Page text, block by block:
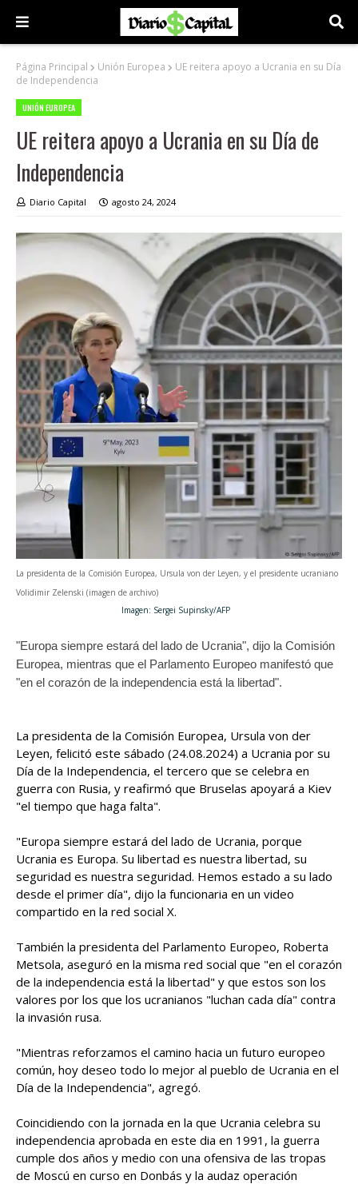
Página Principal Unión Europea
UE reitera apoyo a Ucrania en su Día
de Independencia
UNIÓN EUROPEA
UE reitera apoyo a Ucrania en su Día de
Independencia
Diario Capital agosto 24, 2024
La presidenta de la Comisión Europea, Ursula von der Leyen, y el presidente ucraniano
Volidimir Zelenski (imagen de archivo)
Imagen: Sergei Supinsky/AFP
"Europa siempre estará del lado de Ucrania", dijo la Comisión
Europea, mientras que el Parlamento Europeo manifestó que
"en el corazón de la independencia está la libertad".
La presidenta de la Comisión Europea, Ursula von der
Leyen, felicitó este sábado (24.08.2024) a Ucrania por su
Día de la Independencia, el tercero que se celebra en
guerra con Rusia, y reafirmó que Bruselas apoyará a Kiev
"el tiempo que haga falta".
"Europa siempre estará del lado de Ucrania, porque
Ucrania es Europa. Su libertad es nuestra libertad, su
seguridad es nuestra seguridad. Hemos estado a su lado
desde el primer día", dijo la funcionaria en un video
compartido en la red social X.
También la presidenta del Parlamento Europeo, Roberta
Metsola, aseguró en la misma red social que "en el corazón
de la independencia está la libertad" y que estos son los
valores por los que los ucranianos "luchan cada día" contra
la invasión rusa.
"Mientras reforzamos el camino hacia un futuro europeo
común, hoy deseo todo lo mejor al pueblo de Ucrania en el
Día de la Independencia", agregó.
Coincidiendo con la jornada en la que Ucrania celebra su
independencia aprobada en este dia en 1991, la guerra
cumple dos años y medio con una ofensiva de las tropas
de Moscú en curso en Donbás y la audaz operación